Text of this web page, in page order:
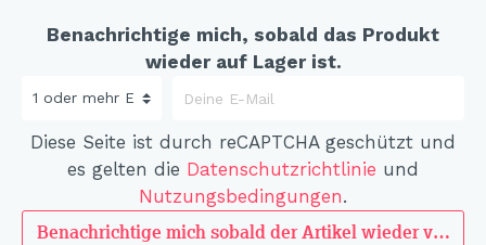
Benachrichtige mich, sobald das Produkt
wieder auf Lager ist.
Diese Seite ist durch reCAPTCHA geschützt und
es gelten die Datenschutzrichtlinie und
Nutzungsbedingungen.
Benachrichtige mich sobald der Artikel wieder